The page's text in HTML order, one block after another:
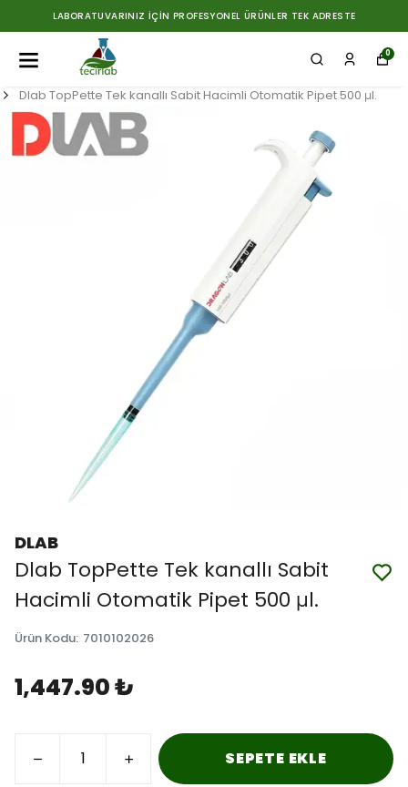
LABORATUVARINIZ İÇIN PROFESYONEL ÜRÜNLER TEK ADRESTE
0
Dlab TopPette Tek kanallı Sabit Hacimli Otomatik Pipet 500 μl.
DLAB
Dlab TopPette Tek kanallı Sabit
Hacimli Otomatik Pipet 500 μl.
Ürün Kodu: 7010102026
1,447.90 ₺
SEPETE EKLE